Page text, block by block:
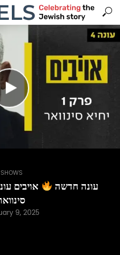
SHOWS
עונה חדשה
9, 2025